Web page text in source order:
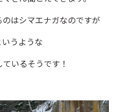
はシマエナガなのですが
うような
いるそうです！